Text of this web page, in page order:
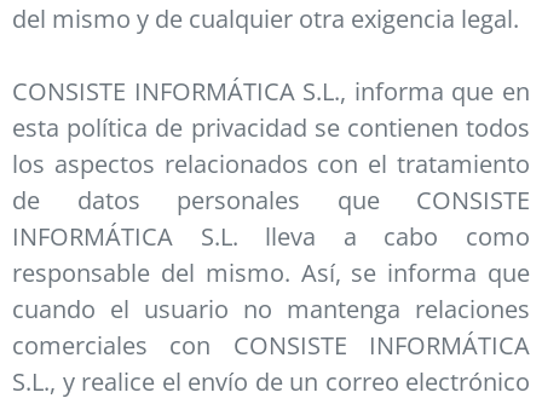
del mismo y de cualquier otra exigencia legal.
CONSISTE INFORMÁTICA S.L., informa que en
esta política de privacidad se contienen todos
los aspectos relacionados con el tratamiento
de datos personales que CONSISTE
INFORMÁTICA S.L. lleva a cabo como
responsable del mismo. Así, se informa que
cuando el usuario no mantenga relaciones
comerciales con CONSISTE INFORMÁTICA
S.L., y realice el envío de un correo electrónico